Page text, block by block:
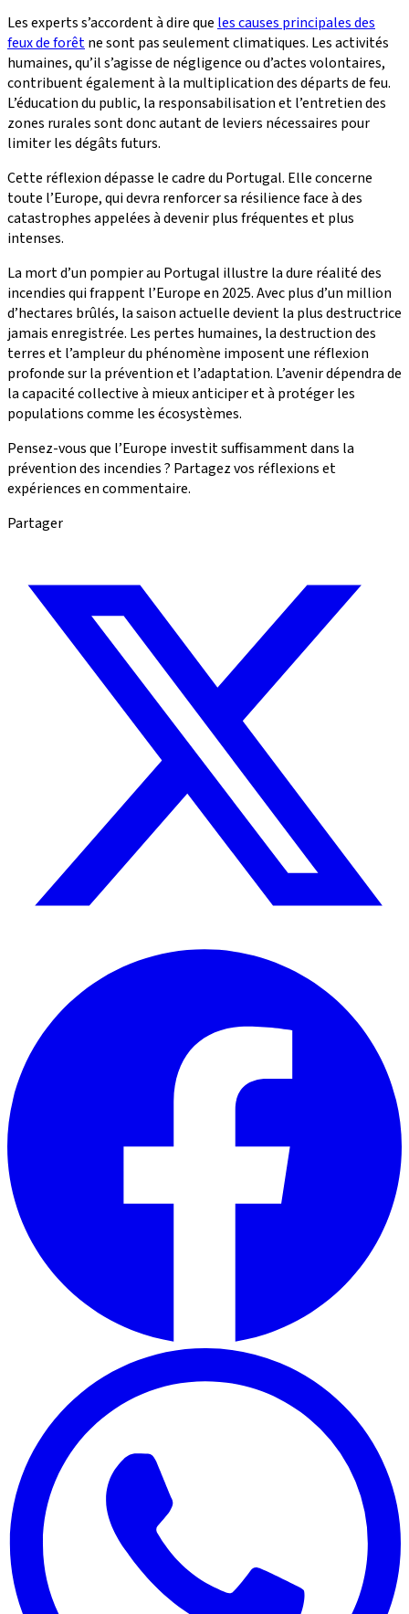
Les experts s’accordent à dire que les causes principales des
feux de forêtne sont pas seulement climatiques. Les activités
humaines, qu’il s’agisse de négligence ou d’actes volontaires,
contribuent également à la multiplication des départs de feu.
L’éducation du public, la responsabilisation et l’entretien des
zones rurales sont donc autant de leviers nécessaires pour
limiter les dégâts futurs.
Cette réflexion dépasse le cadre du Portugal. Elle concerne
toute l’Europe, qui devra renforcer sa résilience face à des
catastrophes appelées à devenir plus fréquentes et plus
intenses.
La mort d’un pompier au Portugal illustre la dure réalité des
incendies qui frappent l’Europe en 2025. Avec plus d’un million
d’hectares brûlés, la saison actuelle devient la plus destructrice
jamais enregistrée. Les pertes humaines, la destruction des
terres et l’ampleur du phénomène imposent une réflexion
profonde sur la prévention et l’adaptation. L’avenir dépendra de
la capacité collective à mieux anticiper et à protéger les
populations comme les écosystèmes.
Pensez-vous que l’Europe investit suffisamment dans la
prévention des incendies ? Partagez vos réflexions et
expériences en commentaire.
Partager